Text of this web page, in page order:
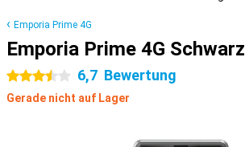
Emporia Prime 4G
Emporia Prime 4G Schwarz
3.5 Sterne 6,7 Bewertung
Gerade nicht auf Lager